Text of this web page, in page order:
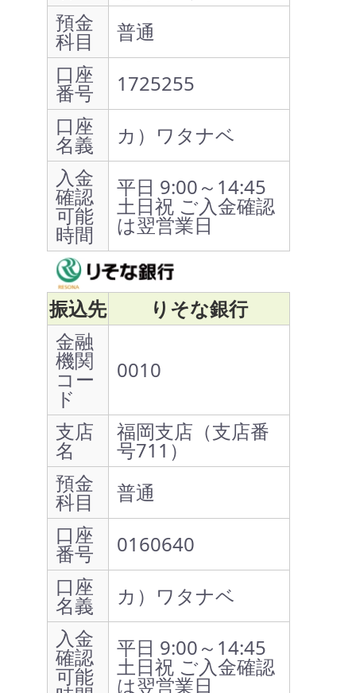
預金
科目
普通
口座
番号
1725255
口座
名義
カ）ワタナベ
入金
確認
可能
時間
平日 9:00～14:45
土日祝 ご入金確認
は翌営業日
振込先
りそな銀行
金融
機関
コー
ド
0010
支店
名
福岡支店（支店番
号711）
預金
科目
普通
口座
番号
0160640
口座
名義
カ）ワタナベ
入金
確認
可能
平日 9:00～14:45
土日祝 ご入金確認
は翌営業日